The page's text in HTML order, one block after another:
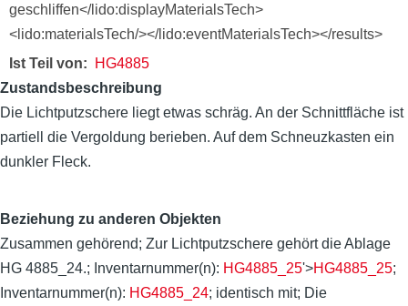
geschliffen</lido:displayMaterialsTech>
<lido:materialsTech/></lido:eventMaterialsTech></results>
Ist Teil von
HG4885
Zustandsbeschreibung
Die Lichtputzschere liegt etwas schräg. An der Schnittfläche ist
partiell die Vergoldung berieben. Auf dem Schneuzkasten ein
dunkler Fleck.
Beziehung zu anderen Objekten
Zusammen gehörend; Zur Lichtputzschere gehört die Ablage
HG 4885_24.; Inventarnummer(n): HG4885_25'>HG4885_25;
Inventarnummer(n): HG4885_24; identisch mit; Die